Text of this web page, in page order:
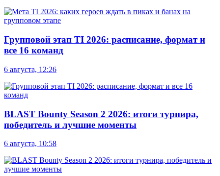
Групповой этап TI 2026: расписание, формат и
все 16 команд
6 августа, 12:26
BLAST Bounty Season 2 2026: итоги турнира,
победитель и лучшие моменты
6 августа, 10:58